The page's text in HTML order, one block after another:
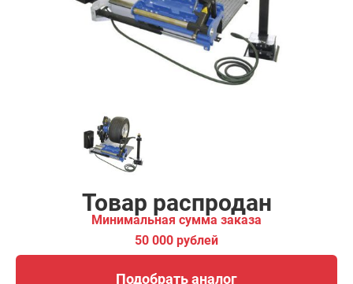
Товар распродан
Минимальная сумма заказа
50 000 рублей
Подобрать аналог
Подобрать аналог